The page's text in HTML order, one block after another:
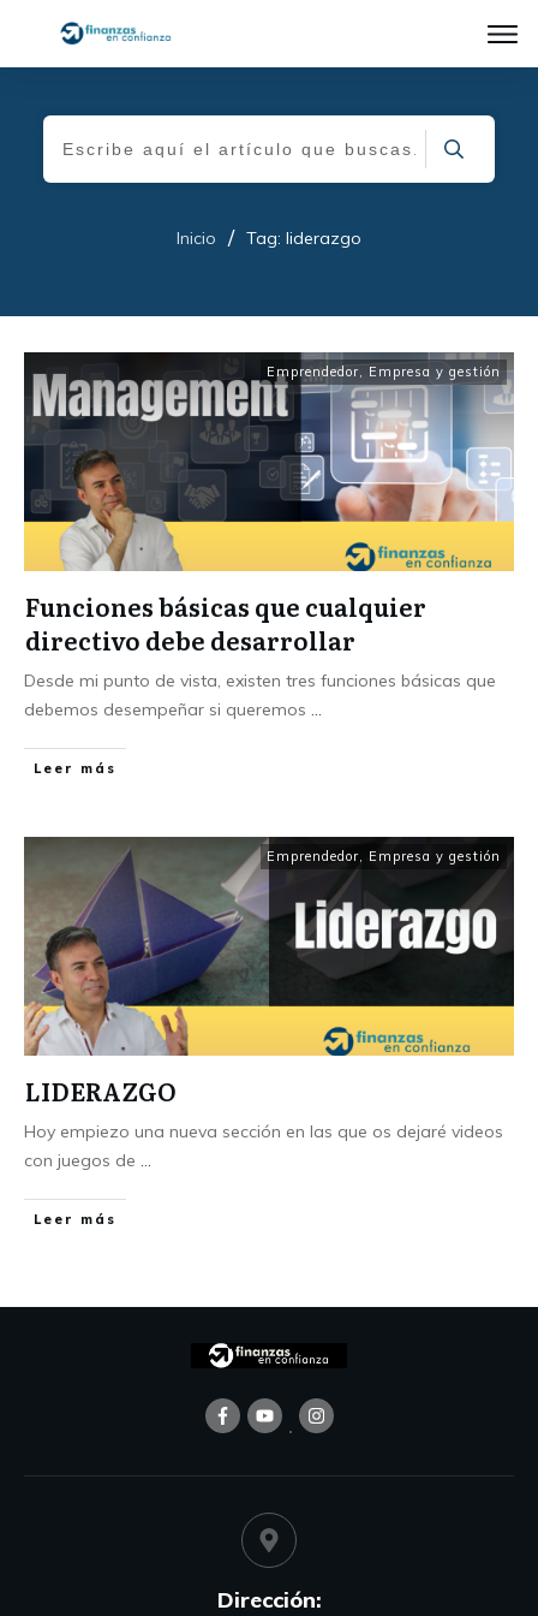
Inicio / Tag: liderazgo
Emprendedor, Empresa y gestión
Funciones básicas que cualquier
directivo debe desarrollar
Desde mi punto de vista, existen tres funciones básicas que
debemos desempeñar si queremos ...
Leer más
Emprendedor, Empresa y gestión
LIDERAZGO
Hoy empiezo una nueva sección en las que os dejaré videos
con juegos de ...
Leer más
Dirección: